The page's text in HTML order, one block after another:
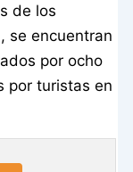
de los
se encuentran
por ocho
por turistas en